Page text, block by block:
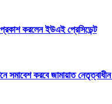
করলেন ইউএই প্রেসিডেন্ট
সমাবেশ করবে জামায়াত